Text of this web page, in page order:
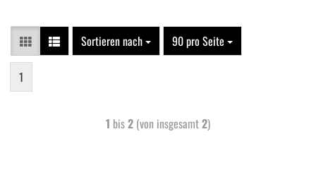
Sortieren nach 90 pro Seite
1
1 bis2 (von insgesamt2)